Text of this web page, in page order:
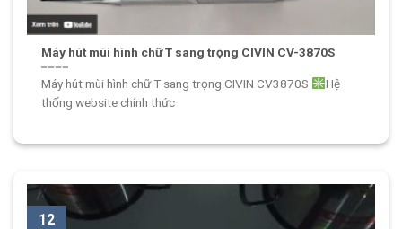
Máy hút mùi hình chữ T sang trọng CIVIN CV-3870S
Máy hút mùi hình chữ T sang trọng CIVIN CV3870S
Hệ
thống website chính thức
12